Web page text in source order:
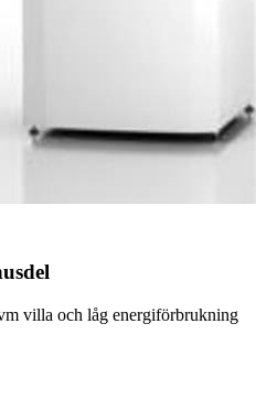
villa och låg energiförbrukning